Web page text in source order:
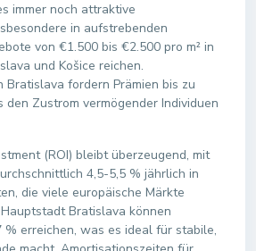
immer noch attraktive
in aufstrebenden
von €1.500 bis €2.500 pro m² in
und Košice reichen.
Bratislava fordern Prämien bis zu
den Zustrom vermögender Individuen
(ROI) bleibt überzeugend, mit
4,5-5,5 % jährlich in
die viele europäische Märkte
Bratislava können
% erreichen, was es ideal für stabile,